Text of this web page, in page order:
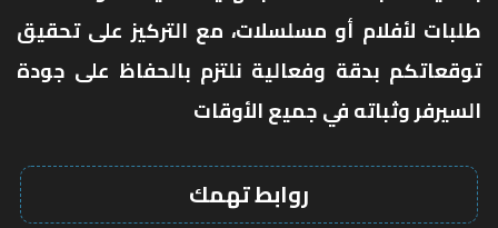
طلبات لأفلام أو مسلسلات، مع التركيز على تحقيق
توقعاتكم بدقة وفعالية نلتزم بالحفاظ على جودة
السيرفر وثباته في جميع الأوقات
روابط تهمك